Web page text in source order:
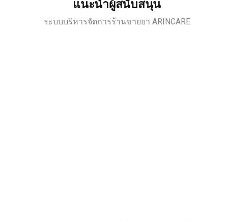
แนะนำผู้สนับสนุน
ระบบบริหารจัดการร้านขายยา ARINCARE